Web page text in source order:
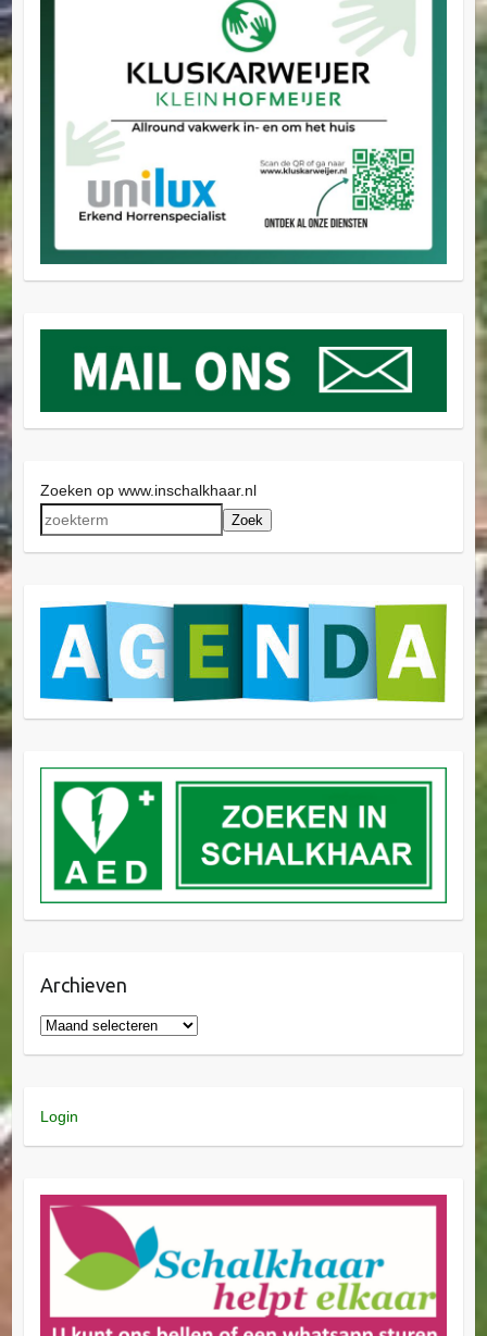
Zoeken op www.inschalkhaar.nl
Zoek
Archieven
Login